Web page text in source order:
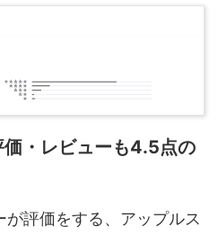
価・レビューも4.5点の
評価をする、アップルス